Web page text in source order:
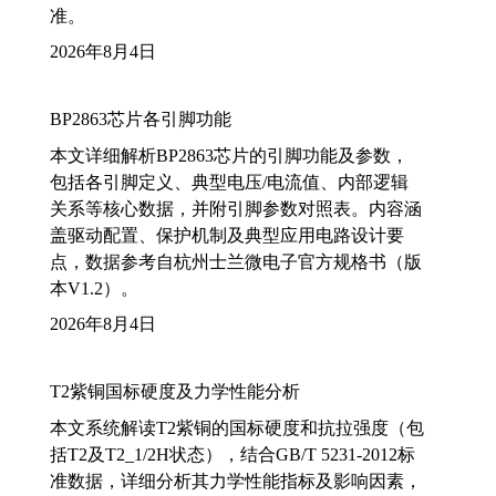
准。
2026年8月4日
BP2863芯片各引脚功能
本文详细解析BP2863芯片的引脚功能及参数，
包括各引脚定义、典型电压/电流值、内部逻辑
关系等核心数据，并附引脚参数对照表。内容涵
盖驱动配置、保护机制及典型应用电路设计要
点，数据参考自杭州士兰微电子官方规格书（版
本V1.2）。
2026年8月4日
T2紫铜国标硬度及力学性能分析
本文系统解读T2紫铜的国标硬度和抗拉强度（包
括T2及T2_1/2H状态），结合GB/T 5231-2012标
准数据，详细分析其力学性能指标及影响因素，